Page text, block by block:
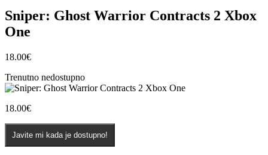
Sniper: Ghost Warrior Contracts 2 Xbox
One
18.00€
Trenutno nedostupno
18.00€
Javite mi kada je dostupno!